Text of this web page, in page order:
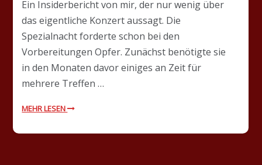
Ein Insiderbericht von mir, der nur wenig über
das eigentliche Konzert aussagt. Die
Spezialnacht forderte schon bei den
Vorbereitungen Opfer. Zunächst benötigte sie
in den Monaten davor einiges an Zeit für
mehrere Treffen …
MEHR LESEN